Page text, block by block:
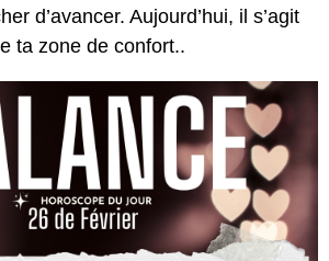
d’avancer. Aujourd’hui, il s’agit
ta zone de confort..